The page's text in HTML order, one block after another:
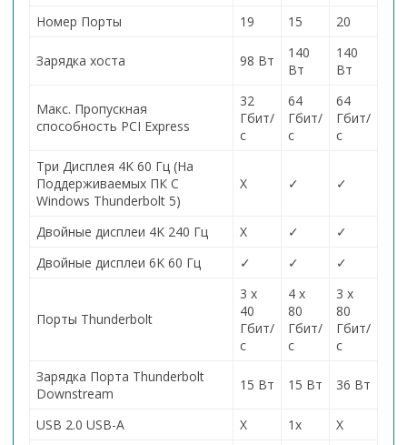
Номер Порты
19 15 20
Зарядка хоста 98 Вт
140
Вт
140
Вт
Макс. Пропускная
способность PCI Express
32
Гбит/
с
64
Гбит/
с
64
Гбит/
с
Три Дисплея 4K 60 Гц (На
Поддерживаемых ПК С
Windows Thunderbolt 5)
Х ✓ ✓
Двойные дисплеи 4K 240 Гц Х ✓
✓
Двойные дисплеи 6K 60 Гц
✓ ✓ ✓
Порты Thunderbolt
3 x
40
Гбит/
с
4 x
80
Гбит/
с
3 x
80
Гбит/
с
Зарядка Порта Thunderbolt
Downstream
15 Вт 15 Вт 36 Вт
USB 2.0 USB-A Х 1x Х